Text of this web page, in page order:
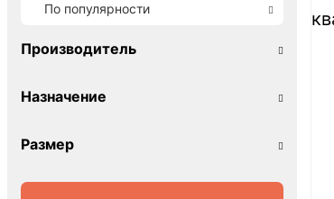
По популярности
Производитель
Назначение
Размер